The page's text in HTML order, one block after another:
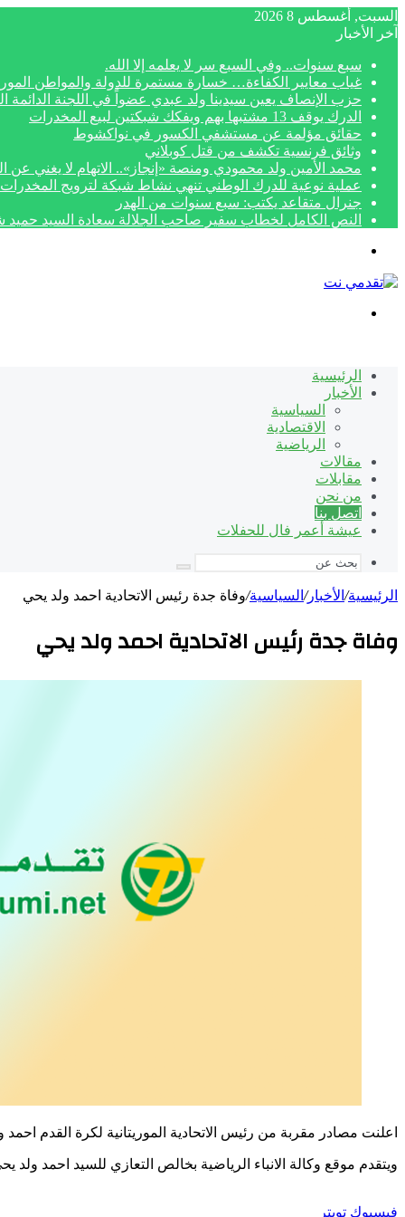
السبت, أغسطس 8 2026
آخر الأخبار
سبع سنوات.. وفي السبع سر لا يعلمه إلا الله.
غياب معايير الكفاءة… خسارة مستمرة للدولة والمواطن
حزب الإنصاف يعين سيدينا ولد عبدي عضواً في اللجنة الدائمة
الدرك يوقف 13 مشتبها بهم ويفكك شبكتين لبيع المخدرات
حقائق مؤلمة عن مستشفي الكسور في نواكشوط
وثائق فرنسية تكشف من قتل كوبلاني
محمد الأمين ولد محمودي ومنصة «إنجاز».. الاتهام لا يغني عن
عملية نوعية للدرك الوطني تنهي نشاط شبكة لترويج المخدرات
جنرال متقاعد يكتب: سبع سنوات من الهدر
النص الكامل لخطاب سفير صاحب الجلالة سعادة السيد حميد شبار بمناسبة
الرئيسية
الأخبار
السياسية
الاقتصادية
الرياضية
مقالات
مقابلات
من نحن
اتصل بنا
عيشة أعمر فال للحفلات
بحث
الرئيسية/ الأخبار/ السياسية/وفاة جدة رئيس الاتحادية احمد ولد يحي
وفاة جدة رئيس الاتحادية احمد ولد يحي
اعلنت مصادر مقربة من رئيس الاتحادية الموريتانية لكرة القدم
ويتقدم موقع وكالة الانباء الرياضية بخالص التعازي للسيد احمد ولد
فيسبوك تويتر